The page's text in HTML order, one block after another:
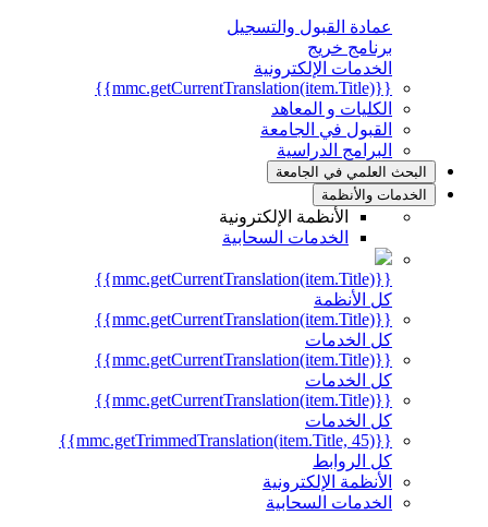
عمادة القبول والتسجيل
برنامج خريج
الخدمات الإلكترونية
الكليات و المعاهد
القبول في الجامعة
البرامج الدراسية
البحث العلمي في الجامعة
الخدمات والأنظمة
الأنظمة الإلكترونية
الخدمات السحابية
كل الأنظمة
كل الخدمات
كل الخدمات
كل الخدمات
كل الروابط
الأنظمة الإلكترونية
الخدمات السحابية